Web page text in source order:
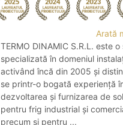
Arată
TERMO DINAMIC S.R.L. este
specializată în domeniul
activând încă din 2005 și
se printr-o bogată experiență
dezvoltarea și furnizarea de
pentru frig industrial și
precum și pentru ...